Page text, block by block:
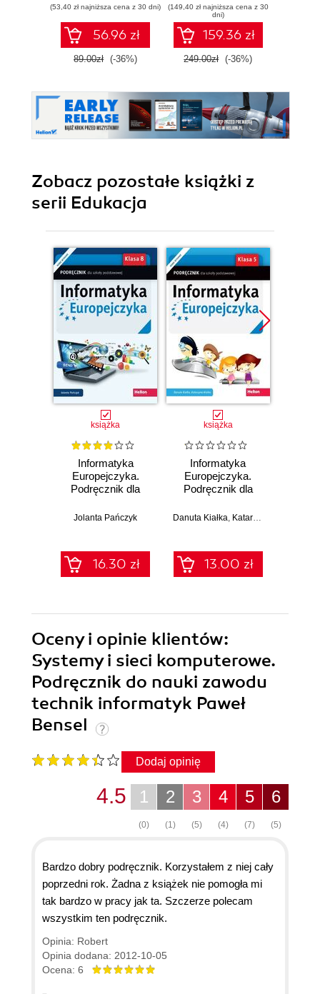
(53,40 zł najniższa cena z 30 dni)
56.96 zł
89.00zł (-36%)
(149,40 zł najniższa cena z 30
dni)
159.36 zł
249.00zł (-36%)
Zobacz pozostałe książki z
serii Edukacja
książka
Informatyka
Europejczyka.
Podręcznik dla
podstawowej.
Jolanta Pańczyk
16.30 zł
książka
Informatyka
Europejczyka.
Podręcznik dla
podstawowej.
Danuta Kiałka Katarzyna Kiałka
13.00 zł
Oceny i opinie klientów:
Systemy i sieci komputerowe.
Podręcznik do nauki zawodu
technik informatyk Paweł
Bensel
Dodaj opinię
6
(5)
5
(7)
4
(4)
3
(5)
2
(1)
1
(0)
4.5
Bardzo dobry podręcznik. Korzystałem z niej cały
poprzedni rok. Żadna z książek nie pomogła mi
tak bardzo w pracy jak ta. Szczerze polecam
wszystkim ten podręcznik.
Opinia: Robert
Opinia dodana: 2012-10-05
Ocena: 6